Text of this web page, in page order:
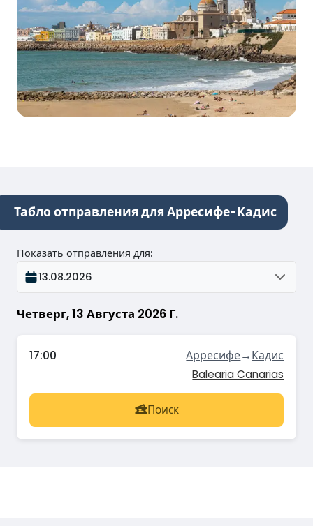
Табло отправления для Арресифе-Кадис
Четверг, 13 Августа 2026 Г.
Показать отправления для:
13.08.2026
17:00 Арресифе→Кадис
Balearia Canarias
Поиск